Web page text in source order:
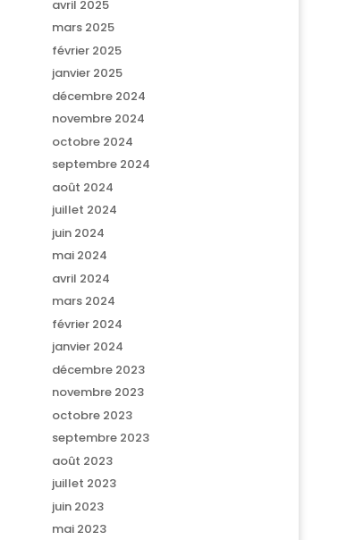
avril 2025
mars 2025
février 2025
janvier 2025
décembre 2024
novembre 2024
octobre 2024
septembre 2024
août 2024
juillet 2024
juin 2024
mai 2024
avril 2024
mars 2024
février 2024
janvier 2024
décembre 2023
novembre 2023
octobre 2023
septembre 2023
août 2023
juillet 2023
juin 2023
mai 2023